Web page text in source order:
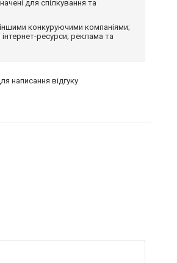
для спілкування та
конкуруючими компаніями;
інтернет-ресурси; реклама та
написання відгуку